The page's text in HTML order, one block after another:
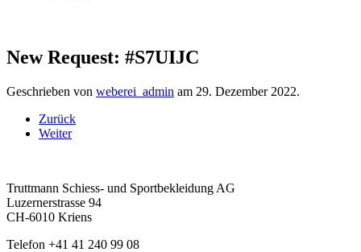
New Request: #S7UIJC
Geschrieben von weberei_admin am 29. Dezember 2022.
Zurück
Weiter
Truttmann Schiess- und Sportbekleidung AG
Luzernerstrasse 94
CH-6010 Kriens
Telefon +41 41 240 99 08